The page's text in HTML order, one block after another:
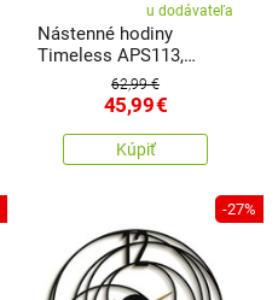
u dodávateľa
Nástenné hodiny
Timeless APS113,
Black, 48 x 48 cm
62,99 €
45,99€
Kúpiť
-27%